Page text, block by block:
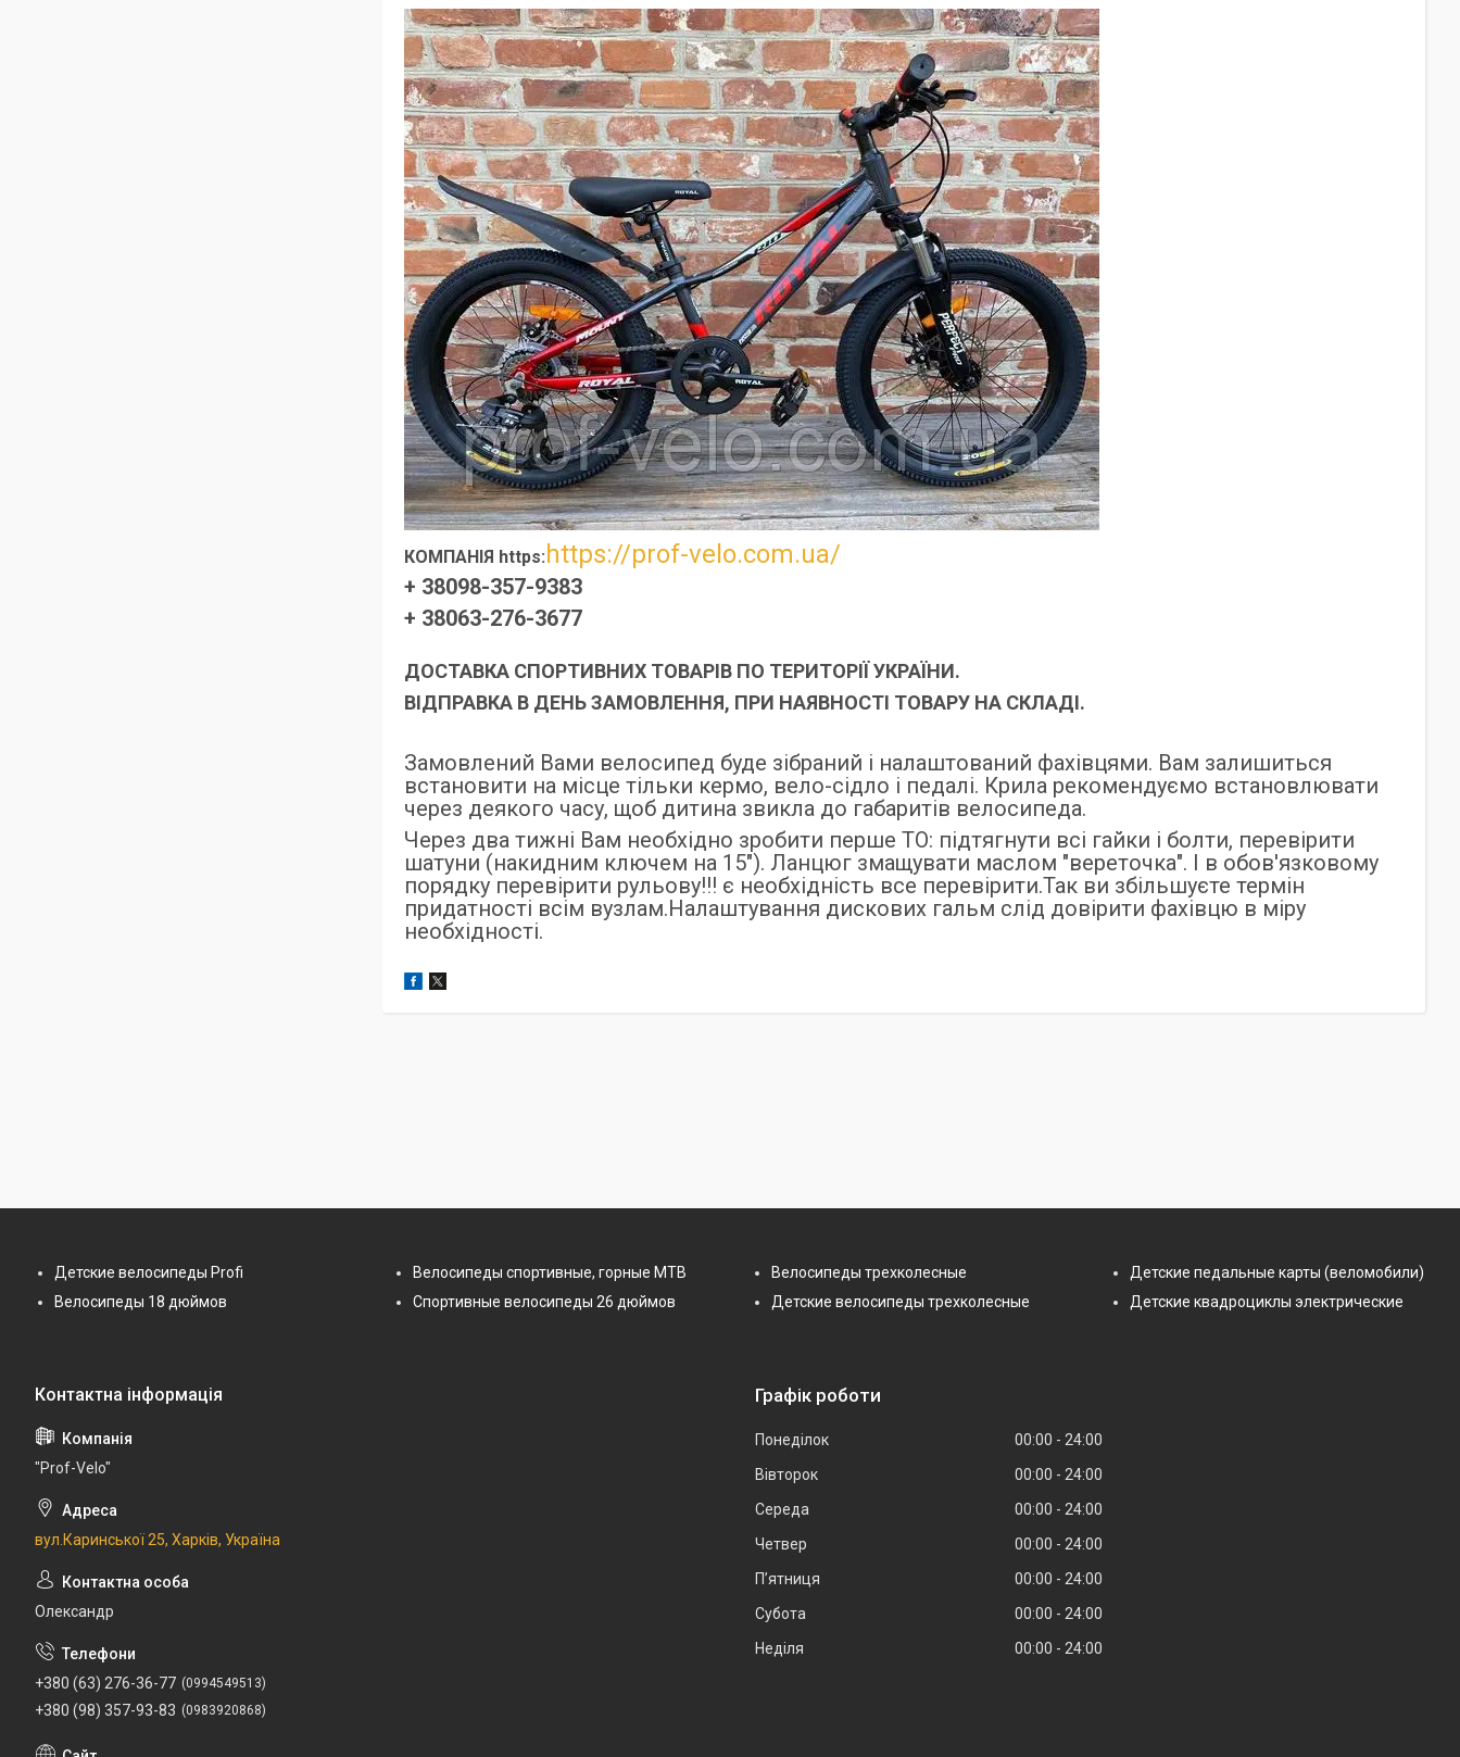
КОМПАНІЯ https: https://prof-velo.com.ua/
+ 38098-357-9383
+ 38063-276-3677
ДОСТАВКА СПОРТИВНИХ ТОВАРІВ ПО ТЕРИТОРІЇ УКРАЇНИ.
ВІДПРАВКА В ДЕНЬ ЗАМОВЛЕННЯ, ПРИ НАЯВНОСТІ ТОВАРУ НА СКЛАДІ.
Замовлений Вами велосипед буде зібраний і налаштований фахівцями. Вам залишиться
встановити на місце тільки кермо, вело-сідло і педалі. Крила рекомендуємо встановлювати
через деякого часу, щоб дитина звикла до габаритів велосипеда.
Через два тижні Вам необхідно зробити перше ТО: підтягнути всі гайки і болти, перевірити
шатуни (накидним ключем на 15"). Ланцюг змащувати маслом "вереточка". І в обов'язковому
порядку перевірити рульову!!! є необхідність все перевірити.Так ви збільшуєте термін
придатності всім вузлам.Налаштування дискових гальм слід довірити фахівцю в міру
необхідності.
Детские велосипеды Profi
Велосипеды 18 дюймов
Велосипеды спортивные, горные МТВ
Спортивные велосипеды 26 дюймов
Велосипеды трехколесные
Детские велосипеды трехколесные
Детские педальные карты (веломобили)
Детские квадроциклы электрические
"Prof-Velo"
вул.Каринської 25, Харків, Україна
Олександр
+380 (63) 276-36-77 0994549513
+380 (98) 357-93-83 0983920868
Графік роботи
Понеділок 00:00
24:00
Вівторок
00:00
24:00
Середа
00:00
24:00
Четвер
00:00
24:00
Пʼятниця
00:00
24:00
Субота
00:00
24:00
Неділя
00:00 24:00